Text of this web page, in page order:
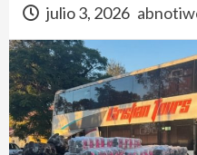
julio 3, 2026